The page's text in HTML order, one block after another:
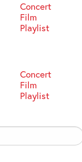
Concert
Film
Playlist
Concert
Film
Playlist